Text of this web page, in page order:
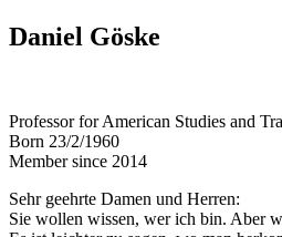
Daniel Göske
Professor for American Studies and
Born 23/2/1960
Member since 2014
Sehr geehrte Damen und Herren:
Sie wollen wissen, wer ich bin. Aber